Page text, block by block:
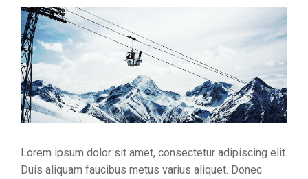
Lorem ipsum dolor sit amet, consectetur adipiscing elit.
Duis aliquam faucibus metus varius aliquet. Donec